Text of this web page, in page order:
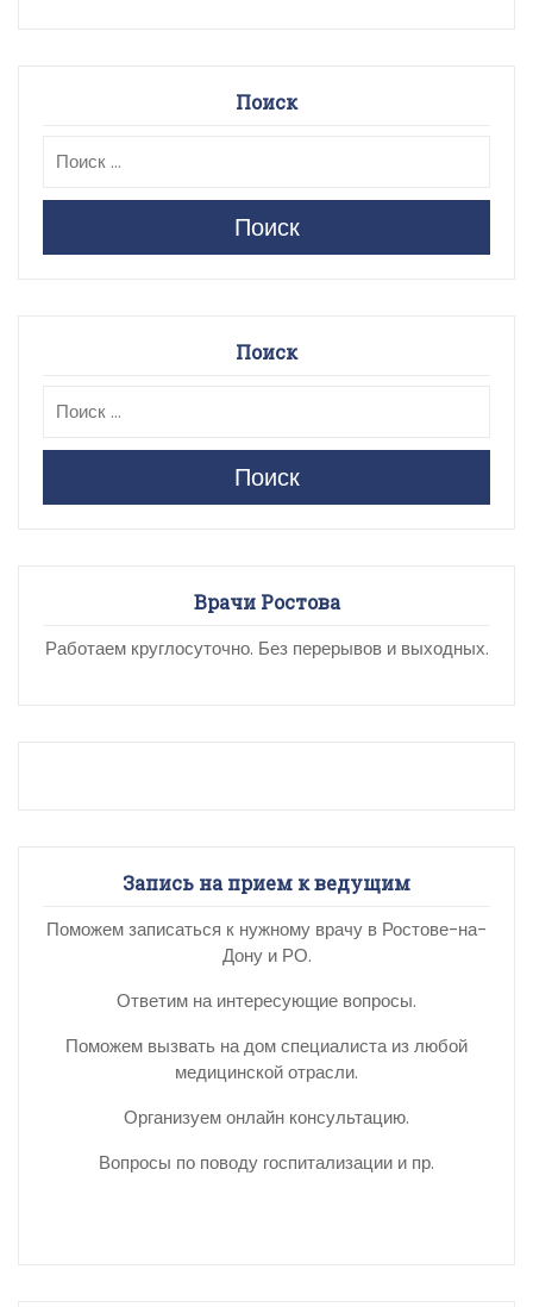
Поиск
Поиск
Поиск
Поиск
Врачи Ростова
Работаем круглосуточно. Без перерывов и выходных.
Запись на прием к ведущим
Поможем записаться к нужному врачу в Ростове-на-
Дону и РО.
Ответим на интересующие вопросы.
Поможем вызвать на дом специалиста из любой
медицинской отрасли.
Организуем онлайн консультацию.
Вопросы по поводу госпитализации и пр.